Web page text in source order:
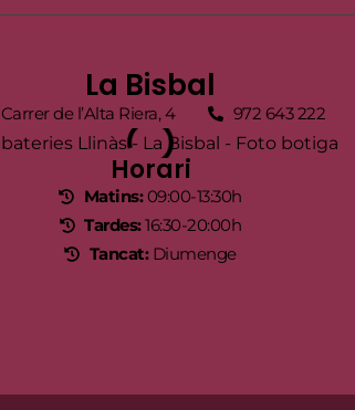
La Bisbal
Carrer de l’Alta Riera, 4 972 643 222
Horari
Matins:09:00-13:30h
Tardes:16:30-20:00h
Tancat:Diumenge